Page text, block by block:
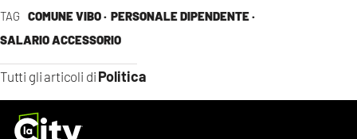
TAG COMUNE VIBO · PERSONALE DIPENDENTE ·
SALARIO ACCESSORIO
Tutti gli articoli di Politica